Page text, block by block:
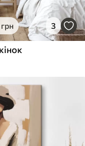
грн 3